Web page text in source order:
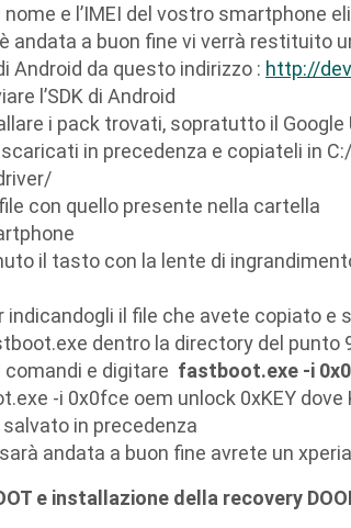
nome e l’IMEI del vostro smartphone
andata a buon fine vi verrà restituito
Android da questo indirizzo : http://
l’SDK di Android
i pack trovati, sopratutto il Google
in precedenza e copiateli in
con quello presente nella cartella
il tasto con la lente di
indicandogli il file che avete copiato
dentro la directory del punto
e digitare fastboot.exe -i
-i 0x0fce oem unlock 0xKEY dove
in precedenza
andata a buon fine avrete un
e installazione della recovery